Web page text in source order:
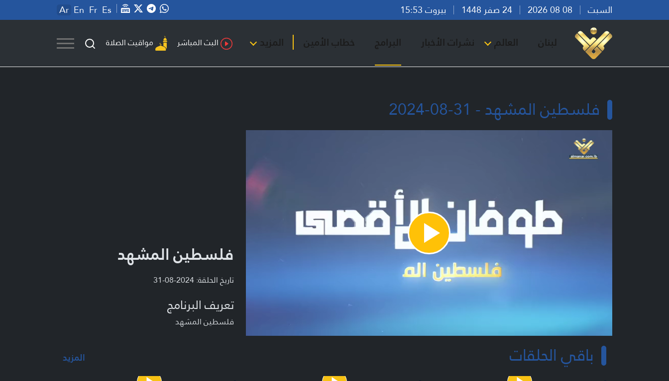
السبت بيروت 15:53 Ar En Fr Es
لبنان العالم نشرات الأخبار البرامج خطاب الأمين المزيد البث المباشر مواقيت الصلاة
فلسطين المشهد - 31-08-2024
Play
Video
فلسطين المشهد
تاريخ الحلقة: 2024-08-31
تعريف البرنامج
فلسطين المشهد
باقي الحلقات المزيد